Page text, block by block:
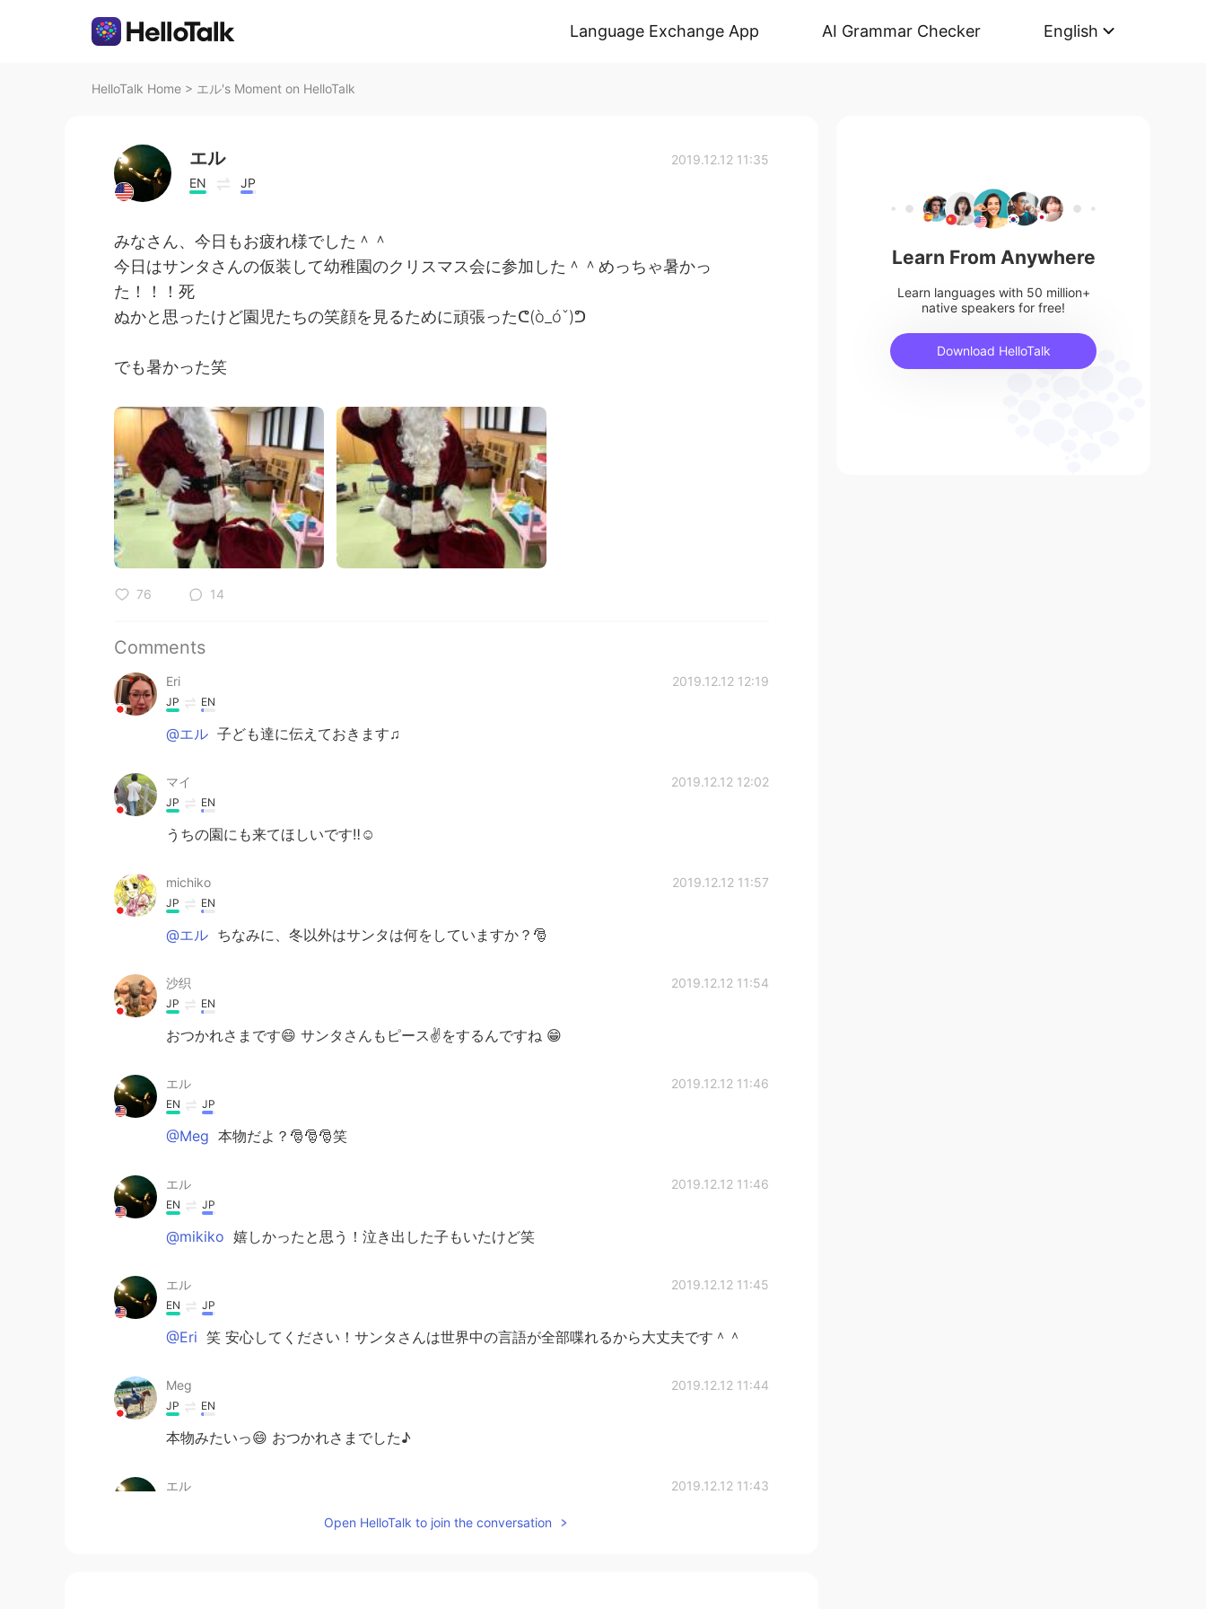
Language Exchange App AI Grammar Checker English
HelloTalk Home > エル's Moment on HelloTalk
エル
EN JP
2019.12.12 11:35
みなさん、今日もお疲れ様でした＾＾
今日はサンタさんの仮装して幼稚園のクリスマス会に参加した＾＾めっちゃ暑かっ
た！！！死
ぬかと思ったけど園児たちの笑顔を見るために頑張ったᕦ(ò_óˇ)ᕤ
でも暑かった笑
76 14
Comments
Eri 2019.12.12 12:19
JP EN
@エル 子ども達に伝えておきます♫
マイ 2019.12.12 12:02
JP EN
うちの園にも来てほしいです‼☺
michiko 2019.12.12 11:57
JP EN
@エル ちなみに、冬以外はサンタは何をしていますか？🎅
沙织 2019.12.12 11:54
JP EN
おつかれさまです😄 サンタさんもピース✌️をするんですね 😁
エル 2019.12.12 11:46
EN JP
@Meg 本物だよ？🎅🎅🎅笑
エル 2019.12.12 11:46
EN JP
@mikiko 嬉しかったと思う！泣き出した子もいたけど笑
エル 2019.12.12 11:45
EN JP
@Eri 笑 安心してください！サンタさんは世界中の言語が全部喋れるから大丈夫です＾＾
Meg 2019.12.12 11:44
JP EN
本物みたいっ😄 おつかれさまでした♪
エル 2019.12.12 11:43
Open HelloTalk to join the conversation
Learn From Anywhere
Learn languages with 50 million+
native speakers for free!
Download HelloTalk